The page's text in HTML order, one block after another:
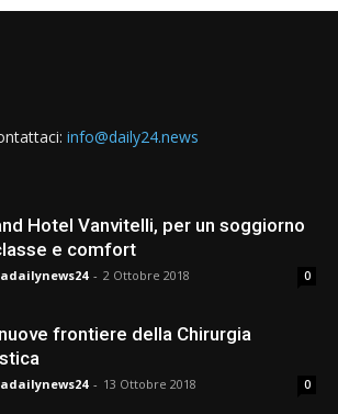
info@daily24.news
Hotel Vanvitelli, per un soggiorno
e comfort
- 2 Ottobre 2018 0
frontiere della Chirurgia
- 13 Ottobre 2018 0